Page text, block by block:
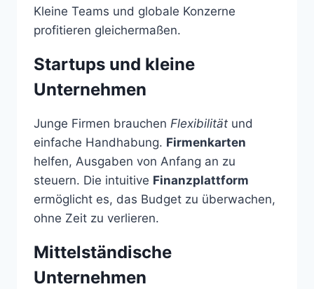
Kleine Teams und globale Konzerne
profitieren gleichermaßen.
Startups und kleine
Unternehmen
Junge Firmen brauchen Flexibilität und
einfache Handhabung. Firmenkarten
helfen, Ausgaben von Anfang an zu
steuern. Die intuitive Finanzplattform
ermöglicht es, das Budget zu überwachen,
ohne Zeit zu verlieren.
Mittelständische
Unternehmen